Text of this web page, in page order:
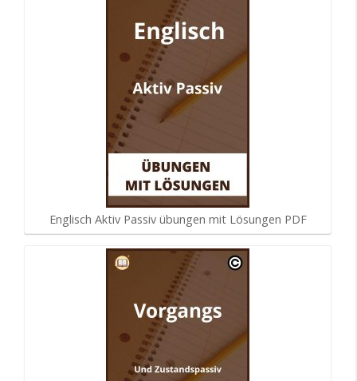
Englisch Aktiv Passiv übungen mit Lösungen PDF